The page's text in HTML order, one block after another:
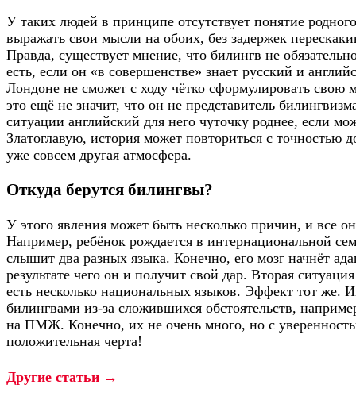
У таких людей в принципе отсутствует понятие
выражать свои мысли на обоих, без задержек
Правда, существует мнение, что билингв не
есть, если он «в совершенстве» знает русский и
Лондоне не сможет с ходу чётко сформулировать свою
это ещё не значит, что он не представитель
ситуации английский для него чуточку роднее, если
Златоглавую, история может повториться с точностью
уже совсем другая атмосфера.
Откуда берутся билингвы?
У этого явления может быть несколько причин, и все
Например, ребёнок рождается в интернациональной
слышит два разных языка. Конечно, его мозг начнёт
результате чего он и получит свой дар. Вторая
есть несколько национальных языков. Эффект тот же.
билингвами из-за сложившихся обстоятельств,
на ПМЖ. Конечно, их не очень много, но с
положительная черта!
Другие статьи →